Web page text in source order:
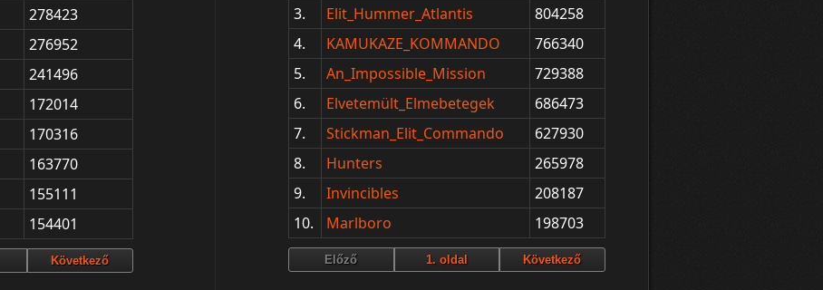
278423
276952
241496
172014
170316
163770
155111
154401
3.
Elit_Hummer_Atlantis
804258
4.
KAMUKAZE_KOMMANDO
766340
5.
An_Impossible_Mission
729388
6.
Elvetemült_Elmebetegek
686473
7.
Stickman_Elit_Commando
627930
8.
Hunters
265978
9.
Invincibles
208187
10.
Marlboro 198703